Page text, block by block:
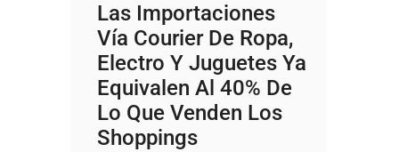
Las Importaciones
Vía Courier De Ropa,
Electro Y Juguetes Ya
Equivalen Al 40% De
Lo Que Venden Los
Shoppings